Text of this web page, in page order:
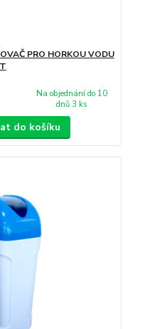
PRO HORKOU VODU
Na objednání do 10
dnů 3 ks
do košíku